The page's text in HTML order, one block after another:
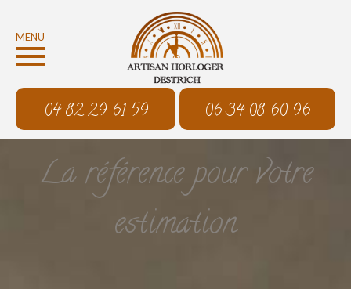
MENU
04 82 29 61 59 06 34 08 60 96
La référence pour votre
estimation